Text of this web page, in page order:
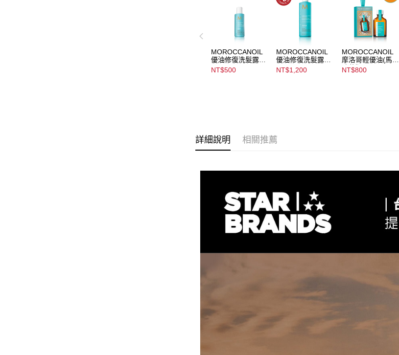
MOROCCANOIL
優油修復洗髮露
Moisture Repair
Shampoo
NT$500
MOROCCANOIL
優油修復洗髮露
Moisture Repair
Shampoo
NT$1,200
MOROCCANOIL
摩洛哥輕優油(馬拉
喀什版)
NT$800
詳細說明 相關推薦